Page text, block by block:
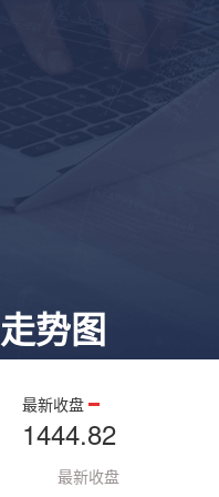
走势图
最新收盘
1444.82